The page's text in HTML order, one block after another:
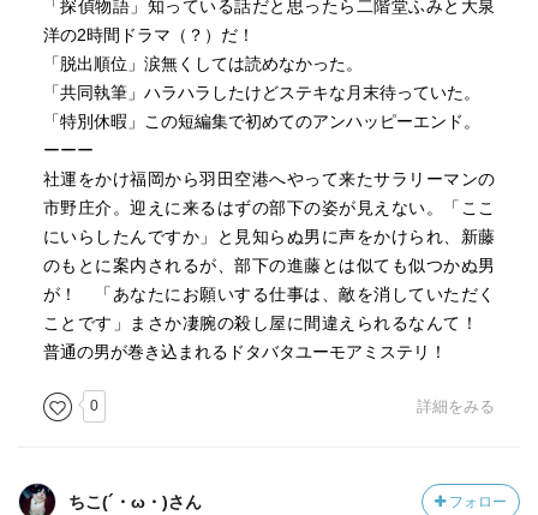
「探偵物語」知っている話だと思ったら二階堂ふみと大泉
洋の2時間ドラマ（？）だ！
「脱出順位」涙無くしては読めなかった。
「共同執筆」ハラハラしたけどステキな月末待っていた。
「特別休暇」この短編集で初めてのアンハッピーエンド。
ーーー
社運をかけ福岡から羽田空港へやって来たサラリーマンの
市野庄介。迎えに来るはずの部下の姿が見えない。「ここ
にいらしたんですか」と見知らぬ男に声をかけられ、新藤
のもとに案内されるが、部下の進藤とは似ても似つかぬ男
が！ 「あなたにお願いする仕事は、敵を消していただく
ことです」まさか凄腕の殺し屋に間違えられるなんて！
普通の男が巻き込まれるドタバタユーモアミステリ！
0 詳細をみる
ちこ(´・ω・)さん フォロー